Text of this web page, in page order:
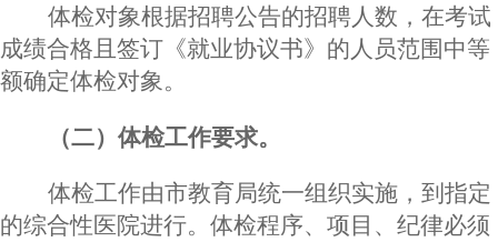
体检对象根据招聘公告的招聘人数，在考试
成绩合格且签订《就业协议书》的人员范围中等
额确定体检对象。
（二）体检工作要求。
体检工作由市教育局统一组织实施，到指定
的综合性医院进行。体检程序、项目、纪律必须